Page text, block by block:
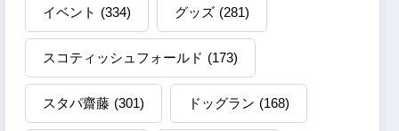
イベント (334) グッズ (281)
スコティッシュフォールド (173)
スタパ齋藤 (301) ドッグラン (168)